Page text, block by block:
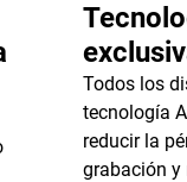
Todos los
tecnología
reducir la
grabación y